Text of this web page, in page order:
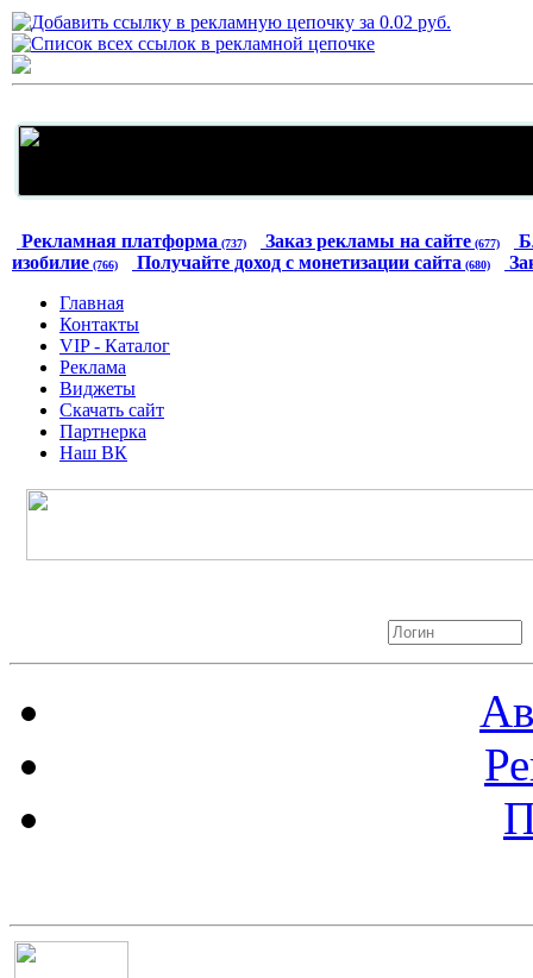
Рекламная платформа (737) Заказ рекламы на сайте (677)
изобилие (766) Получайте доход с монетизации сайта (680)
Главная
Контакты
VIP - Каталог
Реклама
Виджеты
Скачать сайт
Партнерка
Наш ВК